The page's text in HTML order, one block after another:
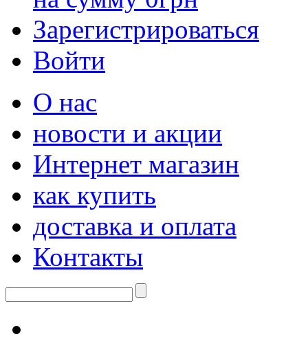
Зарегистрироваться
Войти
О нас
новости и акции
Интернет магазин
как купить
доставка и оплата
Контакты